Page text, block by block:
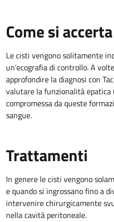
Come si accerta
Le cisti vengono solitamente
un’ecografia di controllo. A
approfondire la diagnosi con
valutare la funzionalità epatica
compromessa da queste
sangue.
Trattamenti
In genere le cisti vengono
e quando si ingrossano fino a
intervenire chirurgicamente
nella cavità peritoneale.